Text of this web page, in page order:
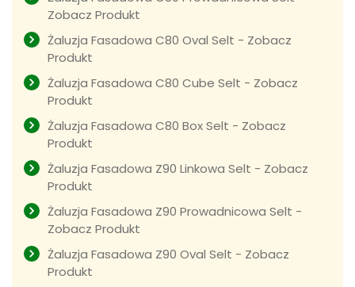
Zobacz Produkt
Żaluzja Fasadowa C80 Oval Selt - Zobacz
Produkt
Żaluzja Fasadowa C80 Cube Selt - Zobacz
Produkt
Żaluzja Fasadowa C80 Box Selt - Zobacz
Produkt
Żaluzja Fasadowa Z90 Linkowa Selt - Zobacz
Produkt
Żaluzja Fasadowa Z90 Prowadnicowa Selt -
Zobacz Produkt
Żaluzja Fasadowa Z90 Oval Selt - Zobacz
Produkt